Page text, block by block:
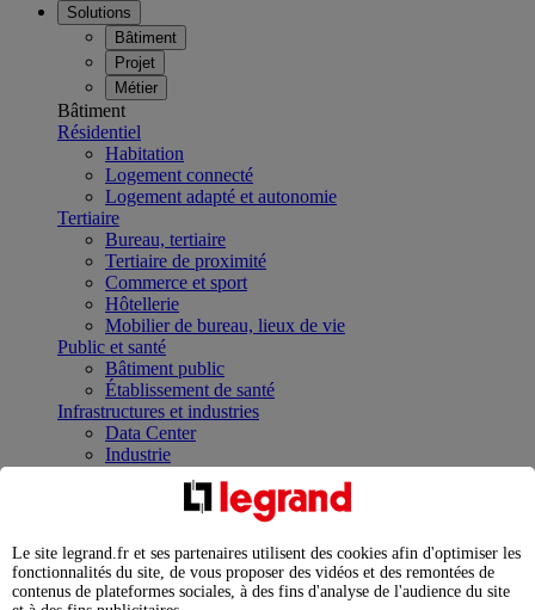
Solutions
Bâtiment
Projet
Métier
Bâtiment
Résidentiel
Habitation
Logement connecté
Logement adapté et autonomie
Tertiaire
Bureau, tertiaire
Tertiaire de proximité
Commerce et sport
Hôtellerie
Mobilier de bureau, lieux de vie
Public et santé
Bâtiment public
Établissement de santé
Infrastructures et industries
Data Center
Industrie
Infrastructures
Contrôler et planifier le fonctionnement des appareils
Répartir et optimiser son tableau électrique
Legrand Data Center Solutions : concentrer les
expertises au service de vos performances
Le site legrand.fr et ses partenaires utilisent des cookies afin d'optimiser les
fonctionnalités du site, de vous proposer des vidéos et des remontées de
contenus de plateformes sociales, à des fins d'analyse de l'audience du site